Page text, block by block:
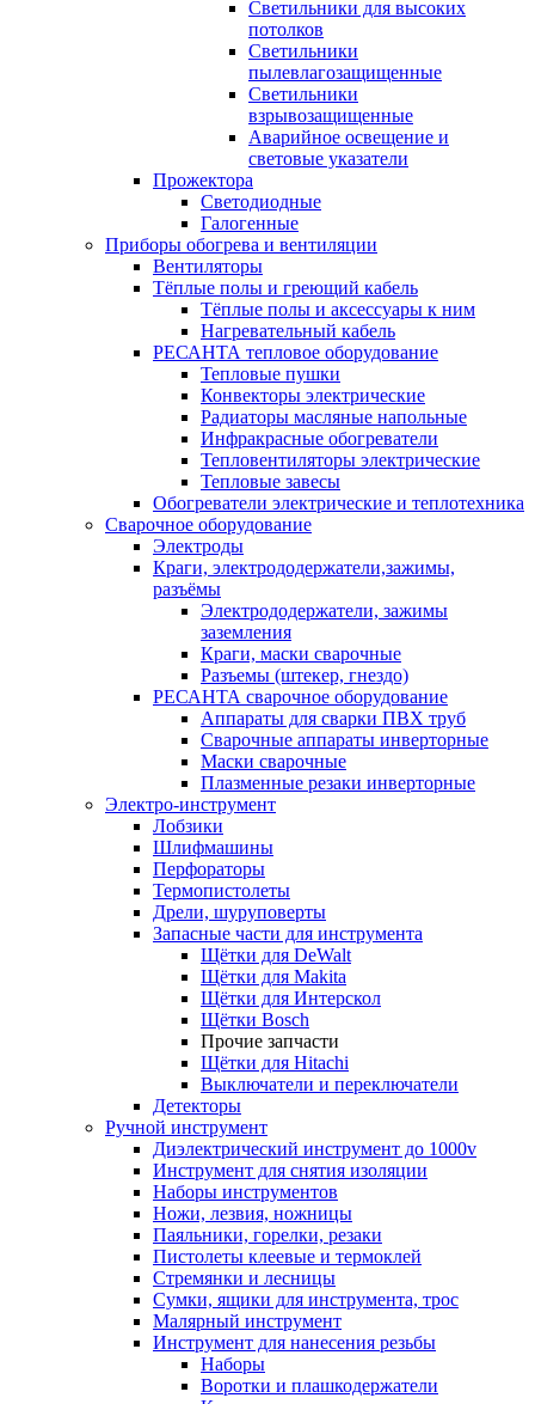
Светильники для высоких
потолков
Светильники
пылевлагозащищенные
Светильники
взрывозащищенные
Аварийное освещение и
световые указатели
Прожектора
Светодиодные
Галогенные
Приборы обогрева и вентиляции
Вентиляторы
Тёплые полы и греющий кабель
Тёплые полы и аксессуары к ним
Нагревательный кабель
РЕСАНТА тепловое оборудование
Тепловые пушки
Конвекторы электрические
Радиаторы масляные напольные
Инфракрасные обогреватели
Тепловентиляторы электрические
Тепловые завесы
Обогреватели электрические и теплотехника
Сварочное оборудование
Электроды
Краги, электрододержатели,зажимы,
разъёмы
Электрододержатели, зажимы
заземления
Краги, маски сварочные
Разъемы (штекер, гнездо)
РЕСАНТА сварочное оборудование
Аппараты для сварки ПВХ труб
Сварочные аппараты инверторные
Маски сварочные
Плазменные резаки инверторные
Электро-инструмент
Лобзики
Шлифмашины
Перфораторы
Термопистолеты
Дрели, шуруповерты
Запасные части для инструмента
Щётки для DeWalt
Щётки для Makita
Щётки для Интерскол
Щётки Bosch
Прочие запчасти
Щётки для Hitachi
Выключатели и переключатели
Детекторы
Ручной инструмент
Диэлектрический инструмент до 1000v
Инструмент для снятия изоляции
Наборы инструментов
Ножи, лезвия, ножницы
Паяльники, горелки, резаки
Пистолеты клеевые и термоклей
Стремянки и лесницы
Сумки, ящики для инструмента, трос
Малярный инструмент
Инструмент для нанесения резьбы
Наборы
Воротки и плашкодержатели